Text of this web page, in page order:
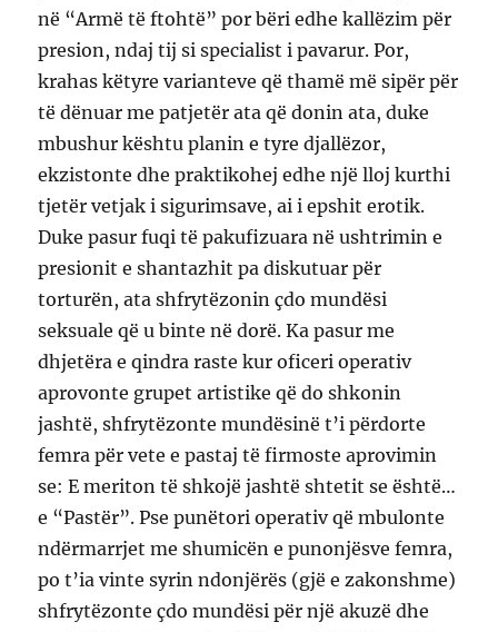
në “Armë të ftohtë” por bëri edhe kallëzim për
presion, ndaj tij si specialist i pavarur. Por,
krahas këtyre varianteve që thamë më sipër për
të dënuar me patjetër ata që donin ata, duke
mbushur kështu planin e tyre djallëzor,
ekzistonte dhe praktikohej edhe një lloj kurthi
tjetër vetjak i sigurimsave, ai i epshit erotik.
Duke pasur fuqi të pakufizuara në ushtrimin e
presionit e shantazhit pa diskutuar për
torturën, ata shfrytëzonin çdo mundësi
seksuale që u binte në dorë. Ka pasur me
dhjetëra e qindra raste kur oficeri operativ
aprovonte grupet artistike që do shkonin
jashtë, shfrytëzonte mundësinë t’i përdorte
femra për vete e pastaj të firmoste aprovimin
se: E meriton të shkojë jashtë shtetit se është…
e “Pastër”. Pse punëtori operativ që mbulonte
ndërmarrjet me shumicën e punonjësve femra,
po t’ia vinte syrin ndonjërës (gjë e zakonshme)
shfrytëzonte çdo mundësi për një akuzë dhe